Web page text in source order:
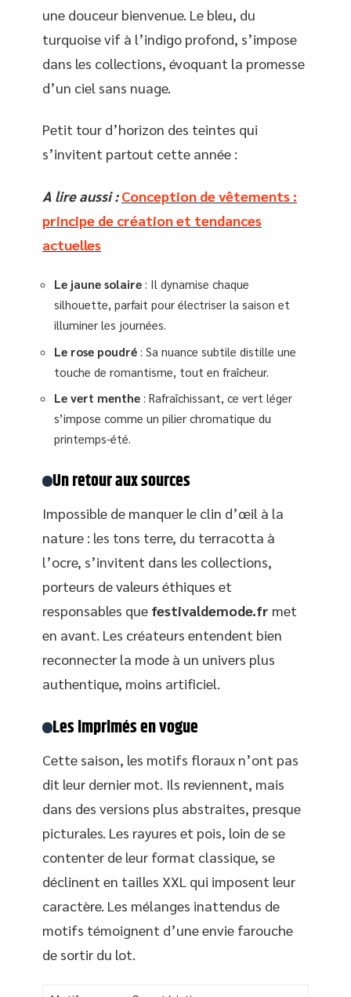
une douceur bienvenue. Le bleu, du
turquoise vif à l’indigo profond, s’impose
dans les collections, évoquant la promesse
d’un ciel sans nuage.
Petit tour d’horizon des teintes qui
s’invitent partout cette année :
A lire aussi : Conception de vêtements :
principe de création et tendances
actuelles
Le jaune solaire : Il dynamise chaque
silhouette, parfait pour électriser la saison et
illuminer les journées.
Le rose poudré : Sa nuance subtile distille une
touche de romantisme, tout en fraîcheur.
Le vert menthe : Rafraîchissant, ce vert léger
s’impose comme un pilier chromatique du
printemps-été.
Un retour aux sources
Impossible de manquer le clin d’œil à la
nature : les tons terre, du terracotta à
l’ocre, s’invitent dans les collections,
porteurs de valeurs éthiques et
responsables que festivaldemode.fr met
en avant. Les créateurs entendent bien
reconnecter la mode à un univers plus
authentique, moins artificiel.
Les imprimés en vogue
Cette saison, les motifs floraux n’ont pas
dit leur dernier mot. Ils reviennent, mais
dans des versions plus abstraites, presque
picturales. Les rayures et pois, loin de se
contenter de leur format classique, se
déclinent en tailles XXL qui imposent leur
caractère. Les mélanges inattendus de
motifs témoignent d’une envie farouche
de sortir du lot.